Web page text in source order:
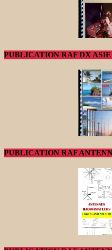
PUBLICATION RAF DX
PUBLICATION RAF